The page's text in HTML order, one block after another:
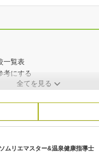
一覧表
考にする
全てを見る
ムリエマスター&温泉健康指導士